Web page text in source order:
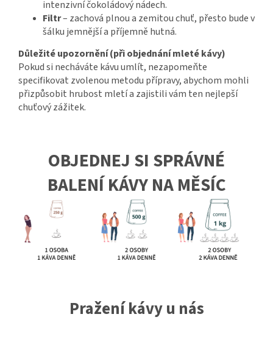
intenzivní čokoládový nádech.
Filtr– zachová plnou a zemitou chuť, přesto bude v
šálku jemnější a příjemně hutná.
Důležité upozornění (při objednání mleté kávy)
Pokud si necháváte kávu umlít, nezapomeňte
specifikovat zvolenou metodu přípravy, abychom mohli
přizpůsobit hrubost mletí a zajistili vám ten nejlepší
chuťový zážitek.
OBJEDNEJ SI SPRÁVNÉ
BALENÍ KÁVY NA MĚSÍC
Pražení kávy u nás